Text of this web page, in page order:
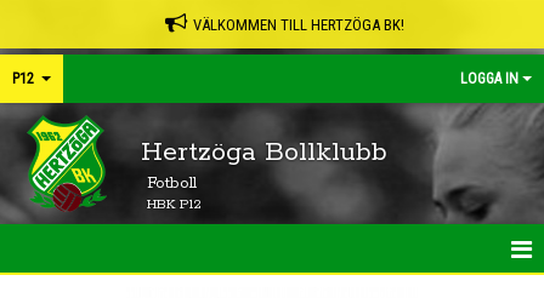
VÄLKOMMEN TILL HERTZÖGA BK!
P12 LOGGA IN
Hertzöga Bollklubb
Fotboll
HBK P12